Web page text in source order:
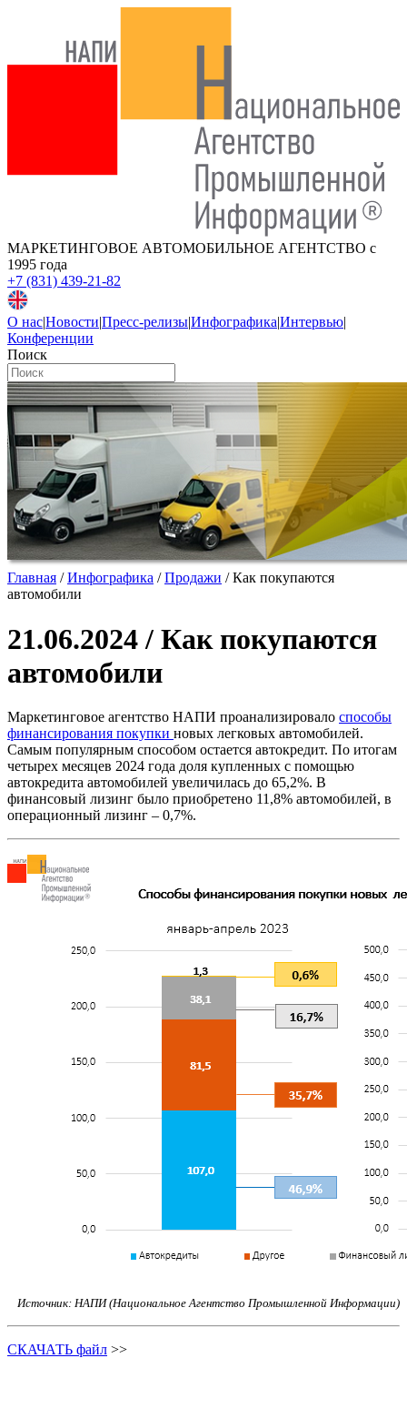
МАРКЕТИНГОВОЕ АВТОМОБИЛЬНОЕ АГЕНТСТВО с
1995 года
+7 (831) 439-21-82
О нас|Новости|Пресс-релизы|Инфографика|Интервью|
Конференции
Поиск
Главная /Инфографика /Продажи /Как покупаются
автомобили
21.06.2024 / Как покупаются
автомобили
Маркетинговое агентство НАПИ проанализировало способы
финансирования покупки новых легковых автомобилей.
Самым популярным способом остается автокредит. По итогам
четырех месяцев 2024 года доля купленных с помощью
автокредита автомобилей увеличилась до 65,2%. В
финансовый лизинг было приобретено 11,8% автомобилей, в
операционный лизинг – 0,7%.
Источник: НАПИ (Национальное Агентство Промышленной Информации)
СКАЧАТЬ файл >>